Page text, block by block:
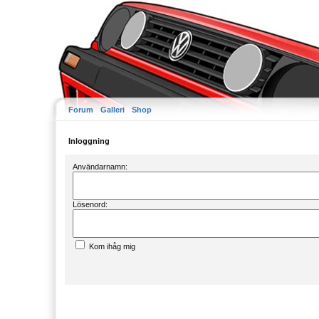
Forum Galleri Shop
Inloggning
Användarnamn:
Lösenord:
Kom ihåg mig